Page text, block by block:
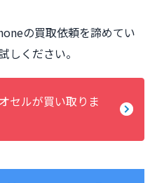
の買取依頼を諦めてい
しください。
セルが買い取りま